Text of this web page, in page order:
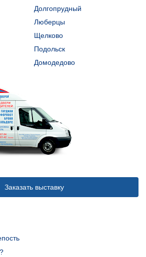
Долгопрудный
Люберцы
Щелково
Подольск
Домодедово
Заказать выставку